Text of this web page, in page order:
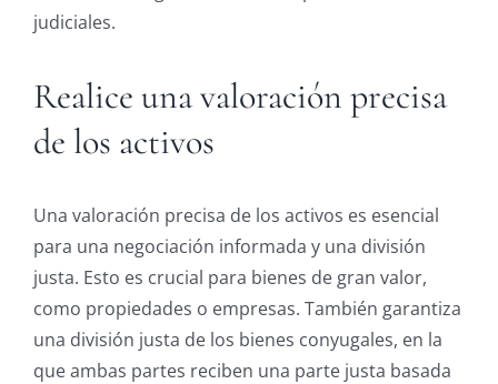
judiciales.
Realice una valoración precisa
de los activos
Una valoración precisa de los activos es esencial
para una negociación informada y una división
justa. Esto es crucial para bienes de gran valor,
como propiedades o empresas. También garantiza
una división justa de los bienes conyugales, en la
que ambas partes reciben una parte justa basada